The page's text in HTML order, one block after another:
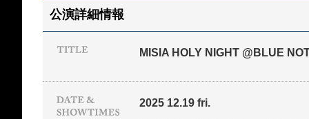
公演詳細情報
MISIA HOLY NIGHT @BLUE
2025 12.19 fri.